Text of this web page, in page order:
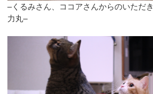
–くるみさん、ココアさんからのいただ
力丸–